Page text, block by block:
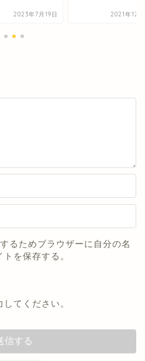
2023年7月19日 2021年12
るためブラウザーに自分の名
を保存する。
てください。